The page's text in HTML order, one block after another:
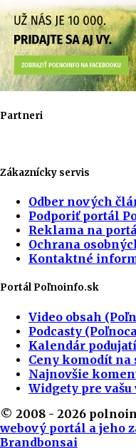
Partneri
Zákaznícky servis
Odber nových
Podporiť portál
Reklama na
Ochrana
Kontaktné
Portál Poľnoinfo.sk
Video obsah
Podcasty
Kalendár podujatí
Ceny komodít na
Najnovšie
Widgety pre
© 2008 - 2026
webový portál a jeho
Brandbonsai